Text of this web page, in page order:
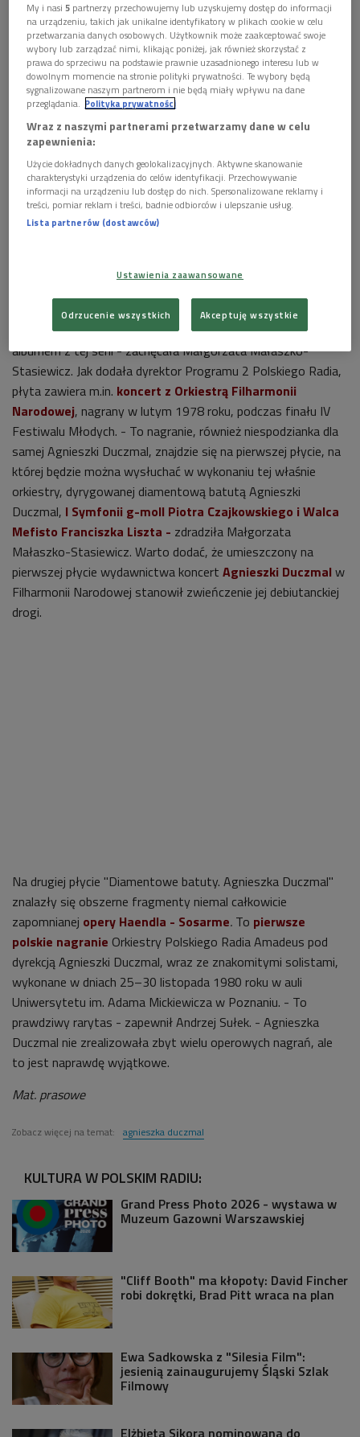
Agnieszka Duczmal - "Diamentowe Batuty" płyty Foto: Polskie Radio
14 listopada 2021 rokuAgnieszka Duczmal została
uhonorowana nagrodą Diamentowej Batuty,
przyznawaną od 1995 roku przez Zarząd Polskiego Radia
Z tej okazji, w serii prezentującej laureatów tego wyróżnienia,
nim mniej znane nagrania, wykonane wraz ze znakomitymi
orkiestrami pod kierunkiem maestry.
- Gorąco namawiamy do zainteresowania się najnowszym
albumem z tej serii - zachęcała Małgorzata Małaszko-
Stasiewicz. Jak dodała dyrektor Programu 2 Polskiego Radia,
płyta zawiera m.in. koncert z Orkiestrą Filharmonii
Narodowej, nagrany w lutym 1978 roku, podczas finału IV
Festiwalu Młodych. - To nagranie, również niespodzianka dla
samej Agnieszki Duczmal, znajdzie się na pierwszej płycie, na
której będzie można wysłuchać w wykonaniu tej właśnie
orkiestry, dyrygowanej diamentową batutą Agnieszki
Duczmal, I Symfonii g-moll Piotra Czajkowskiego i Walca
Mefisto Franciszka Liszta - zdradziła Małgorzata
Małaszko-Stasiewicz. Warto dodać, że umieszczony na
pierwszej płycie wydawnictwa koncert Agnieszki Duczmal w
Filharmonii Narodowej stanowił zwieńczenie jej debiutanckiej
drogi.
Na drugiej płycie "Diamentowe batuty. Agnieszka Duczmal"
znalazły się obszerne fragmenty niemal całkowicie
zapomnianej opery Haendla - Sosarme. To pierwsze
polskie nagranie Orkiestry Polskiego Radia Amadeus pod
dyrekcją Agnieszki Duczmal, wraz ze znakomitymi solistami,
wykonane w dniach 25–30 listopada 1980 roku w auli
Uniwersytetu im. Adama Mickiewicza w Poznaniu. - To
prawdziwy rarytas - zapewnił Andrzej Sułek. - Agnieszka
Duczmal nie zrealizowała zbyt wielu operowych nagrań, ale
to jest naprawdę wyjątkowe.
Mat. prasowe
Zobacz więcej na temat: agnieszka duczmal
KULTURA W POLSKIM RADIU:
Grand Press Photo 2026 - wystawa w
Muzeum Gazowni Warszawskiej
"Cliff Booth" ma kłopoty: David Fincher
robi dokrętki, Brad Pitt wraca na plan
Ewa Sadkowska z "Silesia Film":
jesienią zainaugurujemy Śląski Szlak
Filmowy
Elżbieta Sikora nominowana do
My i nasi5 partnerzy przechowujemy lub uzyskujemy dostęp do informacji
na urządzeniu, takich jak unikalne identyfikatory w plikach cookie w celu
przetwarzania danych osobowych. Użytkownik może zaakceptować swoje
wybory lub zarządzać nimi, klikając poniżej, jak również skorzystać z
prawa do sprzeciwu na podstawie prawnie uzasadnionego interesu lub w
dowolnym momencie na stronie polityki prywatności. Te wybory będą
sygnalizowane naszym partnerom i nie będą miały wpływu na dane
przeglądania. Polityka prywatności
Wraz z naszymi partnerami przetwarzamy dane w celu
zapewnienia:
Użycie dokładnych danych geolokalizacyjnych. Aktywne skanowanie
charakterystyki urządzenia do celów identyfikacji. Przechowywanie
informacji na urządzeniu lub dostęp do nich. Spersonalizowane reklamy i
treści, pomiar reklam i treści, badnie odbiorców i ulepszanie usług.
Lista partnerów (dostawców)
Ustawienia zaawansowane
Odrzucenie wszystkich Akceptuję wszystkie